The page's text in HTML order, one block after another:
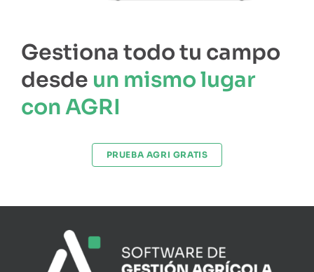
Gestiona todo tu campo
desde un mismo lugar
con AGRI
PRUEBA AGRI GRATIS